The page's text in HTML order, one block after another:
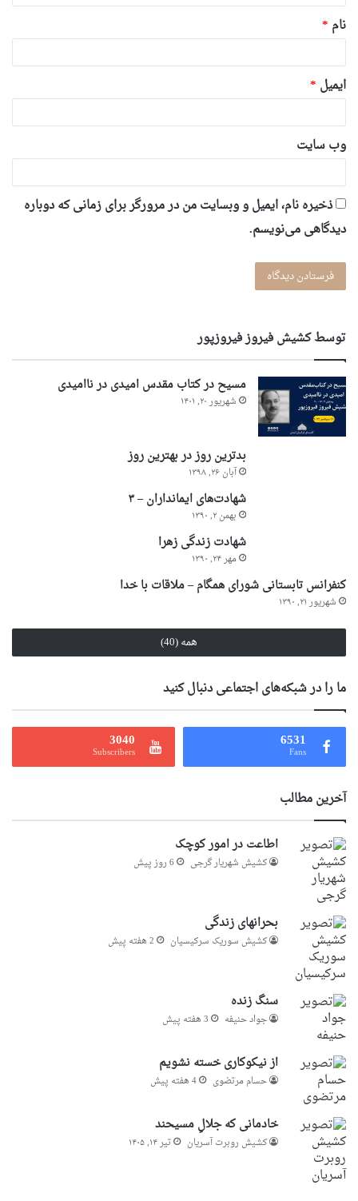
*
نام *
ایمیل *
وب‌ سایت
ذخیره نام، ایمیل و وبسایت من در مرورگر برای زمانی که دوباره
دیدگاهی می‌نویسم.
توسط کشیش فیروز فیروزپور
مسیح در کتاب مقدس امیدی در ناامیدی
شهریور ۲۰, ۱۴۰۱
بدترین روز در بهترین روز
آبان ۲۶, ۱۳۹۸
شهادت‌های ایمانداران – ۳
بهمن ۲, ۱۳۹۰
شهادت زندگی زهرا
مهر ۲۴, ۱۳۹۰
کنفرانس تابستانی شورای همگام – ملاقات با خدا
شهریور ۲۱, ۱۳۹۰
همه (40)
ما را در شبکه‌های اجتماعی دنبال کنید
6531
Fans
3040
Subscribers
آخرین مطالب
اطاعت در امور کوچک
کشیش شهریار گرجى 6 روز پیش
بحرانهای زندگی
کشیش سوریک سرکیسیان 2 هفته پیش
سنگ زنده
جواد حنیفه 3 هفته پیش
از نیکوکاری خسته نشویم
حسام مرتضوی 4 هفته پیش
خادمانی که جلالِ مسیحند
کشیش روبرت آسریان تیر ۱۴, ۱۴۰۵